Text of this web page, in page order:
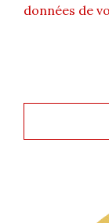
données de